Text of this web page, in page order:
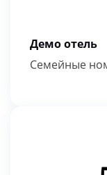
Демо отель
Семейные